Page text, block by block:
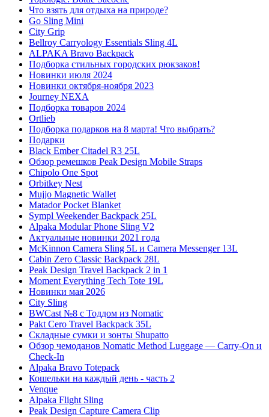
Что взять для отдыха на природе?
Go Sling Mini
City Grip
Bellroy Carryology Essentials Sling 4L
ALPAKA Bravo Backpack
Подборка стильных городских рюкзаков!
Новинки июля 2024
Новинки октября-ноября 2023
Journey NEXA
Подборка товаров 2024
Ortlieb
Подборка подарков на 8 марта! Что выбрать?
Подарки
Black Ember Citadel R3 25L
Обзор ремешков Peak Design Mobile Straps
Chipolo One Spot
Orbitkey Nest
Mujjo Magnetic Wallet
Matador Pocket Blanket
Sympl Weekender Backpack 25L
Alpaka Modular Phone Sling V2
Актуальные новинки 2021 года
McKinnon Camera Sling 5L и Camera Messenger 13L
Cabin Zero Classic Backpack 28L
Peak Design Travel Backpack 2 in 1
Moment Everything Tech Tote 19L
Новинки мая 2026
City Sling
BWCast №8 с Тоддом из Nomatic
Pakt Cero Travel Backpack 35L
Складные сумки и зонты Shupatto
Обзор чемоданов Nomatic Method Luggage — Carry-On и
Check-In
Alpaka Bravo Totepack
Кошельки на каждый день - часть 2
Venque
Alpaka Flight Sling
Peak Design Capture Camera Clip